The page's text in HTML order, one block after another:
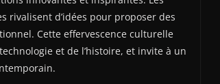
rivalisent d’idées pour proposer des
Cette effervescence culturelle
et de l’histoire, et invite à un